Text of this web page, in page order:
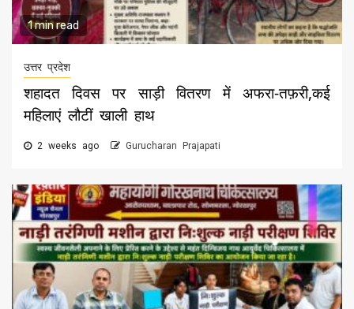
1 min read
उत्तर प्रदेश
शहादत दिवस पर साड़ी वितरण में अफरा-तफ़री,कई
महिलाएं लौटीं खाली हाथ
2 weeks ago Gurucharan Prajapati